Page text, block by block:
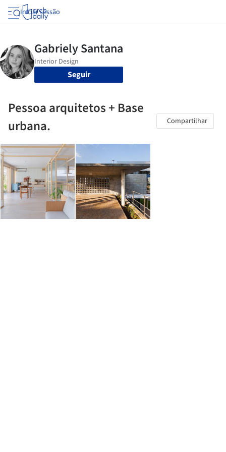
Iniciar sessão
Seguir
Pessoa arquitetos + Base
urbana.
Compartilhar